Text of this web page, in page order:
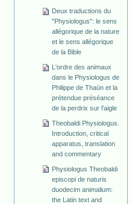
Deux traductions du
"Physiologus": le sens
allégorique de la nature
et le sens allégorique
de la Bible
L'ordre des animaux
dans le Physiologus de
Philippe de Thaün et la
prétendue préséance
de la perdrix sur l'aigle
Theobaldi Physiologus.
Introduction, critical
apparatus, translation
and commentary
Physiologus Theobaldi
episcopi de naturis
duodecim animalium:
the Latin text and